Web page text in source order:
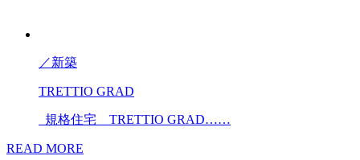
／新築
TRETTIO GRAD
規格住宅 TRETTIO GRAD……
READ MORE